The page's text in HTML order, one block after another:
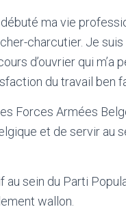
débuté ma vie
charcutier. Je
d’ouvrier qui m’a
du travail ben
Forces Armées
et de servir au
au sein du Parti
wallon.